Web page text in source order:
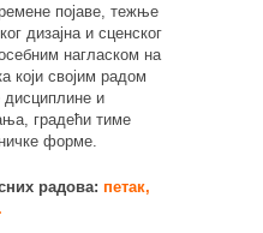
појаве, тежње
дизајна и сценског
нагласком на
који својим радом
дисциплине и
градећи тиме
форме.
радова: петак,